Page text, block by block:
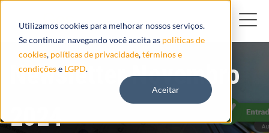
Utilizamos cookies para melhorar nossos serviços.
Se continuar navegando você aceita as políticas de
cookies, políticas de privacidade,términos e
condiçõese LGPD.
Aceitar
Newsletter Novembro
2024